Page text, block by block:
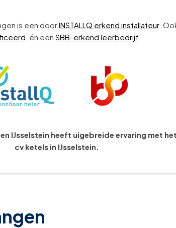
is een doorINSTALLQ erkend installateur.
, én een SBB-erkend leerbedrijf
IJsselstein heeft uigebreide ervaring met
cv ketels in IJsselstein.